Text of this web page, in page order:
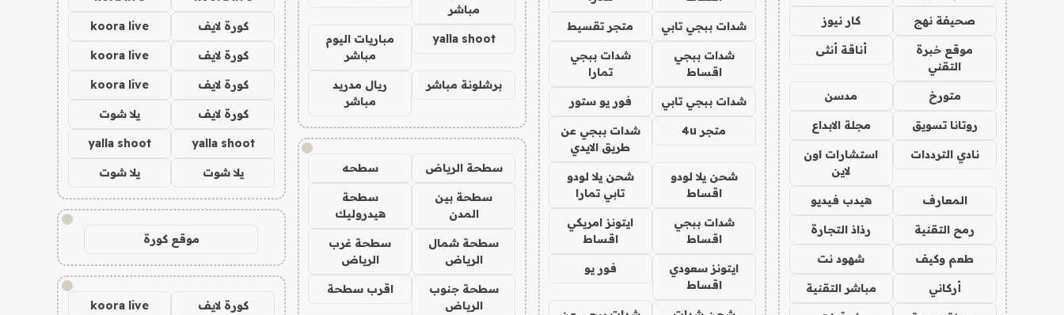
صحيفة نهج كار نيوز
موقع خبرة
التقني
أناقة أنثى
متورخ مدسن
روتانا تسويق مجلة الابداع
نادي الترددات
استشارات اون
لاين
المعارف هيدب فيديو
رمح التقنية رذاذ التجارة
طعم وكيف شهود نت
أركاني مباشر التقنية
شدات ببجي تابي متجر تقسيط
شدات ببجي
اقساط
شدات ببجي
تمارا
شدات ببجي تابي فور يو ستور
متجر 4u
شدات ببجي عن
طريق الايدي
شحن يلا لودو
اقساط
شحن يلا لودو
تابي تمارا
شدات ببجي
اقساط
ايتونز امريكي
اقساط
ايتونز سعودي
اقساط
فور يو
مباشر
yalla shoot
مباريات اليوم
مباشر
برشلونة مباشر
ريال مدريد
مباشر
!
سطحة الرياض سطحه
سطحة بين
المدن
سطحة
هيدروليك
سطحة شمال
الرياض
سطحة غرب
الرياض
سطحة جنوب
الرياض
اقرب سطحة
كورة لايف koora live
كورة لايف koora live
كورة لايف koora live
كورة لايف يلا شوت
yalla shoot
yalla shoot
يلا شوت يلا شوت
!
موقع كورة
!
كورة لايف koora live